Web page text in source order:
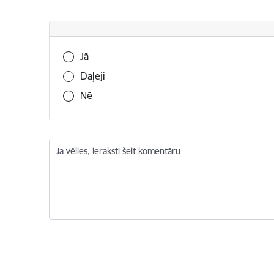
Vai šī informācija bija noderīga?
Jā
Daļēji
Nē
Ja vēlies, ieraksti šeit komentāru